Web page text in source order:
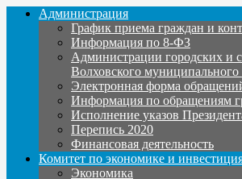
Администрация
График приема граждан и
Информация по 8-ФЗ
Администрации городских и
Волховского муниципального
Электронная форма
Информация по обращениям
Исполнение указов
Перепись 2020
Финансовая деятельность
Комитет по экономике и
Экономика